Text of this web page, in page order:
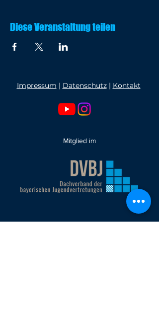
Diese Veranstaltung teilen
Impressum | Datenschutz| Kontakt
Mitglied im